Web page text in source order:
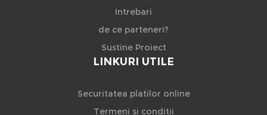
Intrebari
de ce parteneri?
Sustine Proiect
LINKURI UTILE
Securitatea platilor online
Termeni si conditii